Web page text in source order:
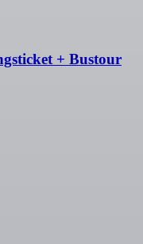
+ Bustour